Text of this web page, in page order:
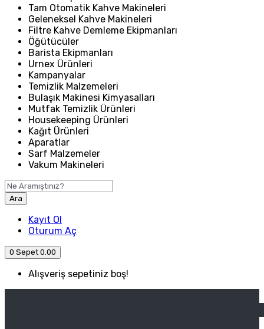
Tam Otomatik Kahve Makineleri
Geleneksel Kahve Makineleri
Filtre Kahve Demleme Ekipmanları
Öğütücüler
Barista Ekipmanları
Urnex Ürünleri
Kampanyalar
Temizlik Malzemeleri
Bulaşık Makinesi Kimyasalları
Mutfak Temizlik Ürünleri
Housekeeping Ürünleri
Kağıt Ürünleri
Aparatlar
Sarf Malzemeler
Vakum Makineleri
Ara
Kayıt Ol
Oturum Aç
0 Sepet 0.00
Alışveriş sepetiniz boş!